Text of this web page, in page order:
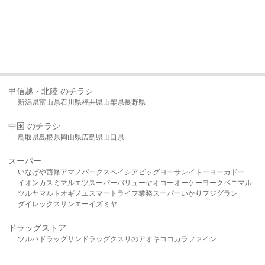
甲信越・北陸 のチラシ
新潟県富山県石川県福井県山梨県長野県
中国 のチラシ
鳥取県島根県岡山県広島県山口県
スーパー
いなげや西條アマノパークスベイシア ビッグヨーサンイトーヨーカドー
イオンカスミ マルエツスーパーバリューヤオコーオーケー ヨークベニマル
ツルヤマルト オギノ エスマート ライフ業務スーパーいかり フジグラン
ダイレックスサンエーイズミヤ
ドラッグストア
ツルハドラッグサンドラッグクスリのアオキ ココカラファイン